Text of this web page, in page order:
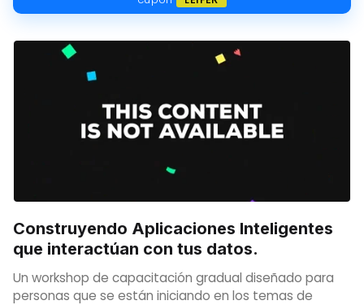
Construyendo Aplicaciones Inteligentes
que interactúan con tus datos.
Un workshop de capacitación gradual diseñado para
personas que se están iniciando en los temas de